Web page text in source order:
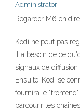
Administrator
Regarder M6 en
Kodi ne peut pas
Il a besoin de ce
signaux de diffusion
Ensuite, Kodi se
fournira le
parcourir les